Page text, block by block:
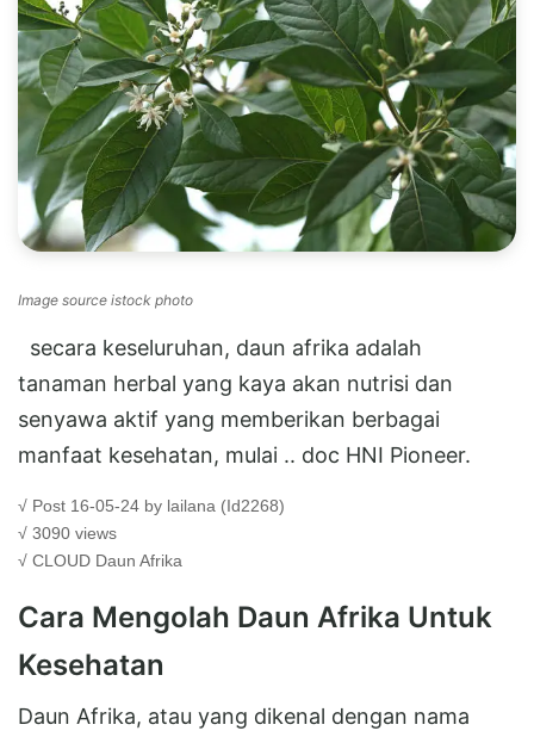
Image source istock photo
secara keseluruhan, daun afrika adalah
tanaman herbal yang kaya akan nutrisi dan
senyawa aktif yang memberikan berbagai
manfaat kesehatan, mulai .. doc HNI Pioneer.
√ Post 16-05-24 by lailana (Id2268)
√ 3090 views
√ CLOUD Daun Afrika
Cara Mengolah Daun Afrika Untuk
Kesehatan
Daun Afrika, atau yang dikenal dengan nama